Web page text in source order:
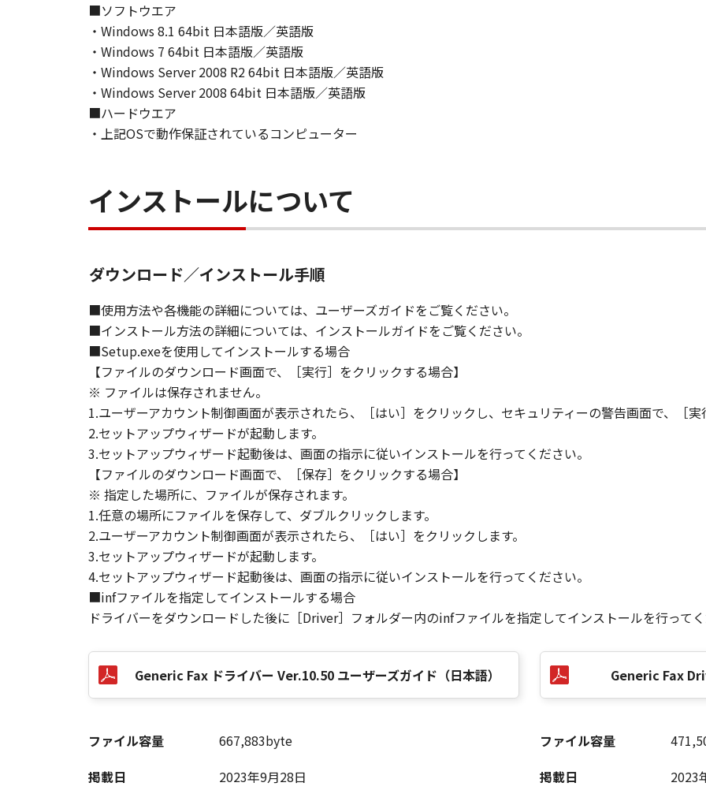
(3) キヤノン、キヤノンのライセンサー、キヤノンの子会社、キヤノンの関連会社、それらの販売代
ソフトウェア」、または「本ソフトウェア」の使用に起因または関連してお客様と第三者との間に
責任を負わないものとします。
８．契約期間
(1) 本契約書は、お客様が、『同意』を示す下記のボタンをクリックした時点、または「本ソフト
効し、下記(2)または(3)により終了されるまで有効に存続します。
(3) お客様が本契約書のいずれかの条項に違反した場合、本契約書は直ちに終了します。
(4) お客様は、上記(3)によって本契約書が終了した場合、速やかに、「本ソフトウェア」およびそ
るものとします。
９．U.S. GOVERNMENT RESTRICTED RIGHTS NOTICE
“米国政府エンドユーザー”とは、米国政府の機関また団体を意味します。もしお客様が米国政府エ
が適用されます：The SOFTWARE is a "commercial item," as that term is defined at 48 C.F.R.
"commercial computer software" and "commercial computer software documentation," as such
(Sept 1995). Consistent with 48 C.F.R. 12.212 and 48 C.F.R. 227.7202-1 through 227.7202-4
Users shall acquire the SOFTWARE with only those rights set forth herein. The manufacturer is
chome, Ohta-ku, Tokyo 146-8501, Japan.
本条項中で使用される"the SOFTWARE"とは、本契約書中で定義される「本ソフトウェア」を意味
10．分離可能性
本契約書のいずれかの条項またはその一部が法律により無効であると決定された場合でも、その他
します。
以 上
キヤノン株式会社
■ソフトウエア
・Windows 8.1 64bit 日本語版／英語版
・Windows 7 64bit 日本語版／英語版
・Windows Server 2008 R2 64bit 日本語版／英語版
・Windows Server 2008 64bit 日本語版／英語版
■ハードウエア
・上記OSで動作保証されているコンピューター
インストールについて
ダウンロード／インストール手順
■使用方法や各機能の詳細については、ユーザーズガイドをご覧ください。
■インストール方法の詳細については、インストールガイドをご覧ください。
■Setup.exeを使用してインストールする場合
【ファイルのダウンロード画面で、［実行］をクリックする場合】
※ ファイルは保存されません。
1.ユーザーアカウント制御画面が表示されたら、［はい］をクリックし、セキュリティーの警告画面で、［実
2.セットアップウィザードが起動します。
3.セットアップウィザード起動後は、画面の指示に従いインストールを行ってください。
【ファイルのダウンロード画面で、［保存］をクリックする場合】
※ 指定した場所に、ファイルが保存されます。
1.任意の場所にファイルを保存して、ダブルクリックします。
2.ユーザーアカウント制御画面が表示されたら、［はい］をクリックします。
3.セットアップウィザードが起動します。
4.セットアップウィザード起動後は、画面の指示に従いインストールを行ってください。
■infファイルを指定してインストールする場合
ドライバーをダウンロードした後に［Driver］フォルダー内のinfファイルを指定してインストールを行ってく
Generic Fax ドライバー Ver.10.50 ユーザーズガイド（日本語）
ファイル容量
667,883byte
掲載日
2023年9月28日
Generic Fax
ファイル容量
掲載日
2023